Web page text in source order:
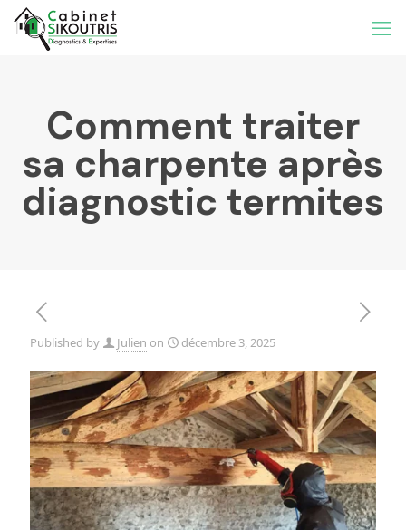
Comment traiter
sa charpente après
diagnostic termites
Published by Julien on décembre 3, 2025